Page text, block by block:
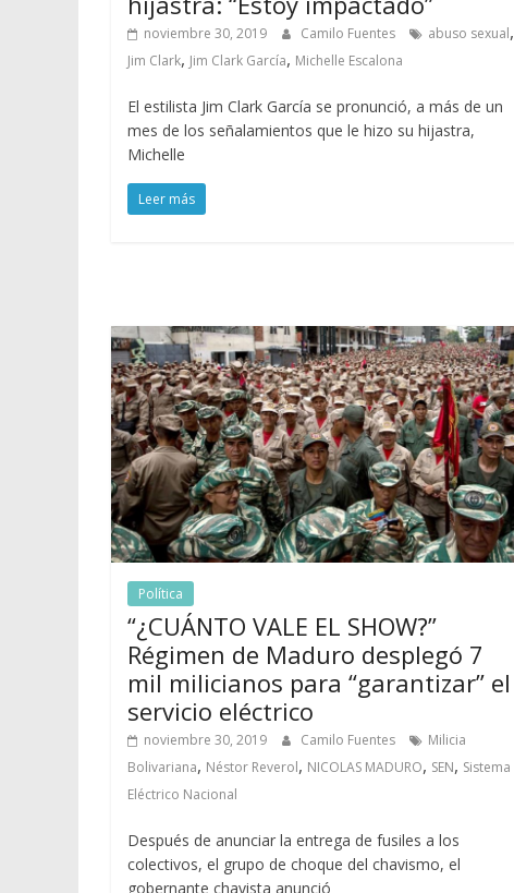
noviembre 30, 2019 Camilo Fuentes abuso sexual,
Jim Clark, Jim Clark García, Michelle Escalona
El estilista Jim Clark García se pronunció, a más de un
mes de los señalamientos que le hizo su hijastra,
Michelle
Leer más
Política
“¿CUÁNTO VALE EL SHOW?”
Régimen de Maduro desplegó 7
mil milicianos para “garantizar” el
servicio eléctrico
noviembre 30, 2019 Camilo Fuentes
Milicia
Bolivariana, Néstor Reverol, NICOLAS MADURO, SEN, Sistema
Eléctrico Nacional
Después de anunciar la entrega de fusiles a los
colectivos, el grupo de choque del chavismo, el
gobernante chavista anunció